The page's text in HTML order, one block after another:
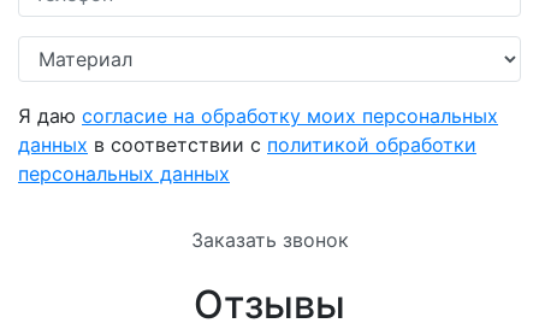
Я даю согласие на обработку моих персональных
данных в соответствии с политикой обработки
персональных данных
Заказать звонок
Отзывы